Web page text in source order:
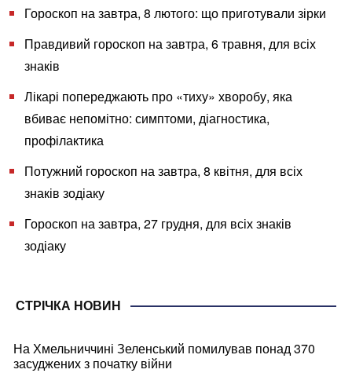
Гороскоп на завтра, 8 лютого: що приготували зірки
Правдивий гороскоп на завтра, 6 травня, для всіх
знаків
Лікарі попереджають про «тиху» хворобу, яка
вбиває непомітно: симптоми, діагностика,
профілактика
Потужний гороскоп на завтра, 8 квітня, для всіх
знаків зодіаку
Гороскоп на завтра, 27 грудня, для всіх знаків
зодіаку
СТРІЧКА НОВИН
На Хмельниччині Зеленський помилував понад 370
засуджених з початку війни